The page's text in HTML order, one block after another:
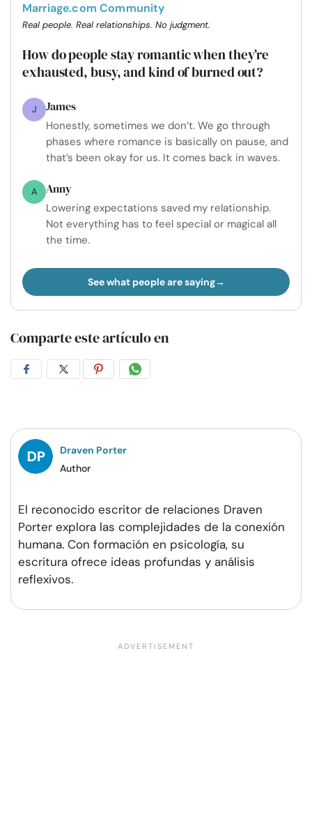
Marriage.com Community
Real people. Real relationships. No judgment.
How do people stay romantic when they’re
exhausted, busy, and kind of burned out?
J James
Honestly, sometimes we don’t. We go through
phases where romance is basically on pause, and
that’s been okay for us. It comes back in waves.
A Anny
Lowering expectations saved my relationship.
Not everything has to feel special or magical all
the time.
See what people are saying
Comparte este artículo en
CompartirCompartirCompartirCompartir
Draven Porter
Author
El reconocido escritor de relaciones Draven
Porter explora las complejidades de la conexión
humana. Con formación en psicología, su
escritura ofrece ideas profundas y análisis
reflexivos.